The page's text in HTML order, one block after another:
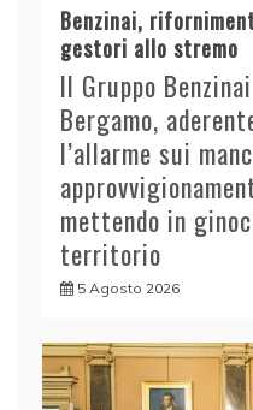
Benzinai,
gestori allo stremo
Il Gruppo
Bergamo,
l’allarme sui
mettendo in
territorio
5 Agosto 2026